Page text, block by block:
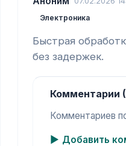
Электроника
Быстрая
без задержек.
Комментарии
Комментариев
Добавить